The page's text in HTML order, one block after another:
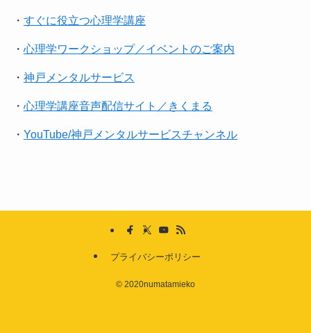
・ すぐに役立つ心理学講座
・ 心理学ワークショップ／イベントのご案内
・ 神戸メンタルサービス
・ 心理学講座音声配信サイト／きくまる
・ YouTube/神戸メンタルサービスチャンネル
プライバシーポリシー
© 2020numatamieko